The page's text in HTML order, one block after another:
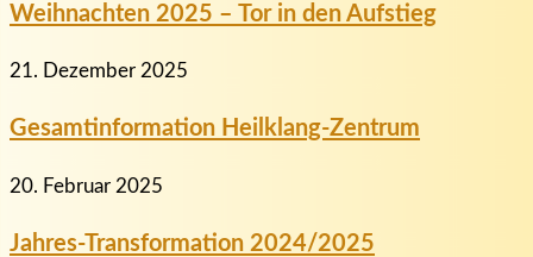
Weihnachten 2025 – Tor in den Aufstieg
21. Dezember 2025
Gesamtinformation Heilklang-Zentrum
20. Februar 2025
Jahres-Transformation 2024/2025